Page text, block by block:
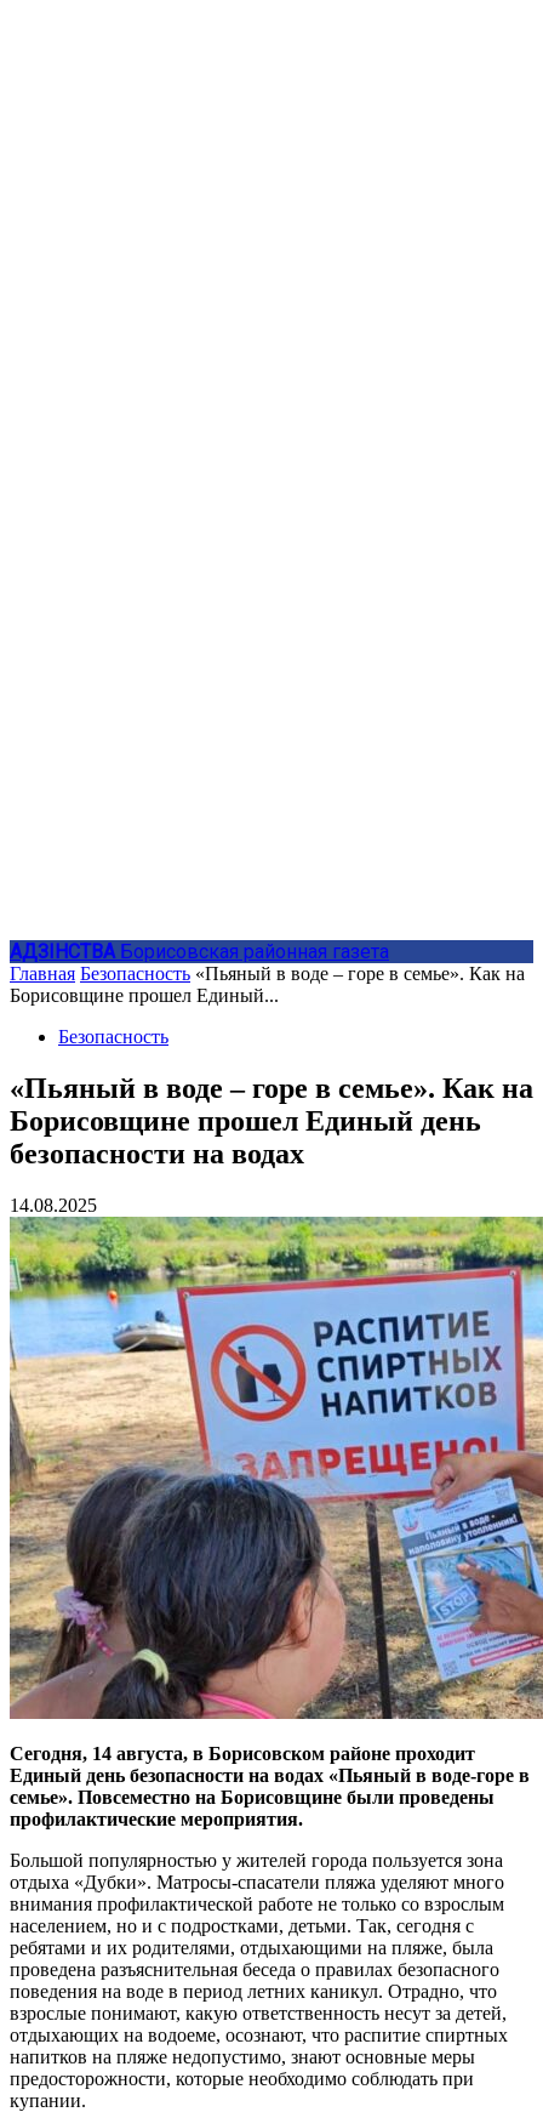
АДЗIНСТВА Борисовская районная газета
Главная Безопасность «Пьяный в воде – горе в семье». Как на
Борисовщине прошел Единый...
Безопасность
«Пьяный в воде – горе в семье». Как на
Борисовщине прошел Единый день
безопасности на водах
14.08.2025
Сегодня, 14 августа, в Борисовском районе проходит
Единый день безопасности на водах «Пьяный в воде-горе в
семье». Повсеместно на Борисовщине были проведены
профилактические мероприятия.
Большой популярностью у жителей города пользуется зона
отдыха «Дубки». Матросы-спасатели пляжа уделяют много
внимания профилактической работе не только со взрослым
населением, но и с подростками, детьми. Так, сегодня с
ребятами и их родителями, отдыхающими на пляже, была
проведена разъяснительная беседа о правилах безопасного
поведения на воде в период летних каникул. Отрадно, что
взрослые понимают, какую ответственность несут за детей,
отдыхающих на водоеме, осознают, что распитие спиртных
напитков на пляже недопустимо, знают основные меры
предосторожности, которые необходимо соблюдать при
купании.